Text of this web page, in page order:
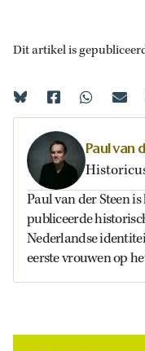
Dit artikel is
Paul van
Paul van der Steen
publiceerde
Nederlandse
eerste vrouwen op